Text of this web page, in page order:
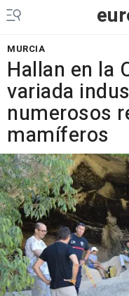
MURCIA
Hallan en la
variada
numerosos
mamíferos